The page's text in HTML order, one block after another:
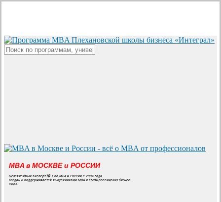
content
MBA в МОСКВЕ и РОССИИ
Независимый эксперт № 1 по MBA в России с 2004 года
Создан и поддерживается выпускниками MBA и EMBA российских бизнес-
школ